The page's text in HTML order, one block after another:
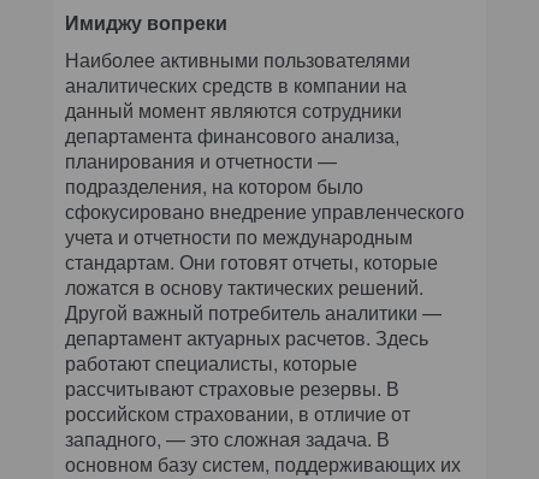
Имиджу вопреки
Наиболее активными пользователями
аналитических средств в компании на
данный момент являются сотрудники
департамента финансового анализа,
планирования и отчетности —
подразделения, на котором было
сфокусировано внедрение управленческого
учета и отчетности по международным
стандартам. Они готовят отчеты, которые
ложатся в основу тактических решений.
Другой важный потребитель аналитики —
департамент актуарных расчетов. Здесь
работают специалисты, которые
рассчитывают страховые резервы. В
российском страховании, в отличие от
западного, — это сложная задача. В
основном базу систем, поддерживающих их